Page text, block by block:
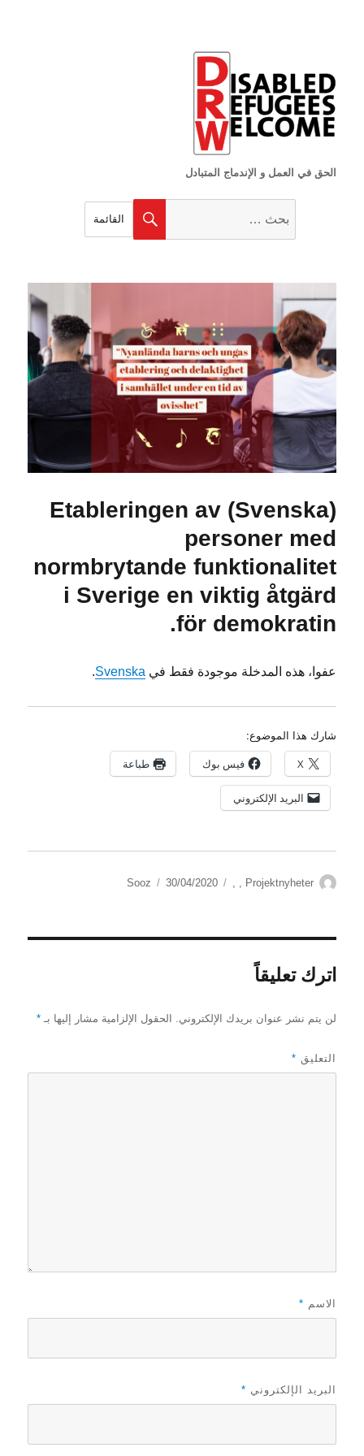
الحق في العمل و الإندماج المتبادل
بحث
القائمة
(Svenska) Etableringen av
personer med
normbrytande funktionalitet
i Sverige en viktig åtgärd
för demokratin.
عفوا، هذه المدخلة موجودة فقط في Svenska
.
شارك هذا الموضوع:
X فيس بوك طباعة
البريد الإلكتروني
الكاتب Sooz
نُشرت 30/04/2020
التصنيفات Projektnyheter
اترك تعليقاً
لن يتم نشر عنوان بريدك الإلكتروني. الحقول الإلزامية مشار إليها بـ*
التعليق *
الاسم *
البريد الإلكتروني *